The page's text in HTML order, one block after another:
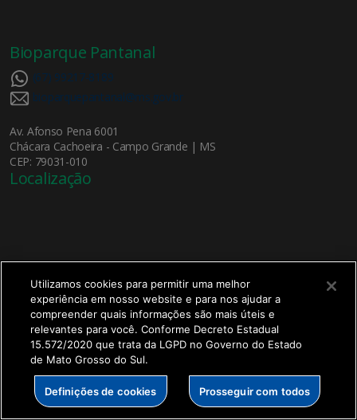
Bioparque Pantanal
(67) 99217-8189
bioparquepantanal@ms.gov.br
Av. Afonso Pena 6001
Chácara Cachoeira - Campo Grande | MS
CEP: 79031-010
Localização
SETDIG | Secretaria-Executiva de Transformação
Digital
Bem-vindo ao Bioparque Pantanal!
Olá, seja bem-vindo ao Bioparque Pantanal!
Utilizamos cookies para permitir uma melhor
experiência em nosso website e para nos ajudar a
compreender quais informações são mais úteis e
relevantes para você. Conforme Decreto Estadual
15.572/2020 que trata da LGPD no Governo do Estado
de Mato Grosso do Sul.
Definições de cookies Prosseguir com todos